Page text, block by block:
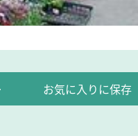
お気に入りに保存